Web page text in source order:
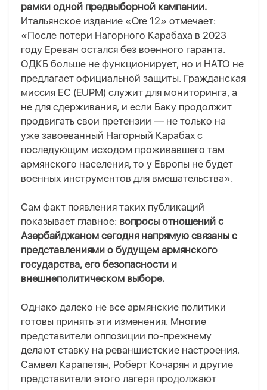
рамки одной предвыборной кампании.
Итальянское издание «Ore 12» отмечает:
«После потери Нагорного Карабаха в 2023
году Ереван остался без военного гаранта.
ОДКБ больше не функционирует, но и НАТО не
предлагает официальной защиты. Гражданская
миссия ЕС (EUPM) служит для мониторинга, а
не для сдерживания, и если Баку продолжит
продвигать свои претензии — не только на
уже завоеванный Нагорный Карабах с
последующим исходом проживавшего там
армянского населения, то у Европы не будет
военных инструментов для вмешательства».
Сам факт появления таких публикаций
показывает главное: вопросы отношений с
Азербайджаном сегодня напрямую связаны с
представлениями о будущем армянского
государства, его безопасности и
внешнеполитическом выборе.
Однако далеко не все армянские политики
готовы принять эти изменения. Многие
представители оппозиции по-прежнему
делают ставку на реваншистские настроения.
Самвел Карапетян, Роберт Кочарян и другие
представители этого лагеря продолжают